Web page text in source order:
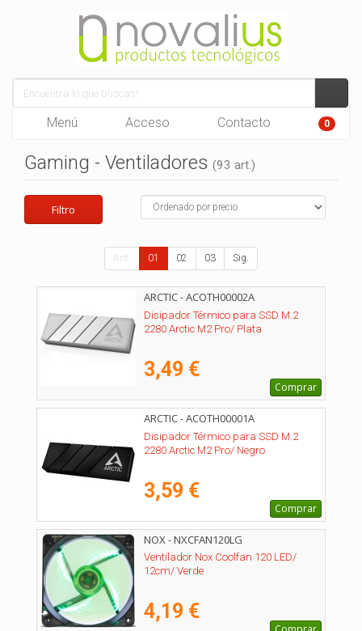
Menú Acceso Contacto 0
Gaming - Ventiladores (93 art.)
Filtro
Ant. 01 02 03 Sig.
ARCTIC - ACOTH00002A
Disipador Térmico para SSD M.2
2280 Arctic M2 Pro/ Plata
3,49 €
Comprar
ARCTIC - ACOTH00001A
Disipador Térmico para SSD M.2
2280 Arctic M2 Pro/ Negro
3,59 €
Comprar
NOX - NXCFAN120LG
Ventilador Nox Coolfan 120 LED/
12cm/ Verde
4,19 €